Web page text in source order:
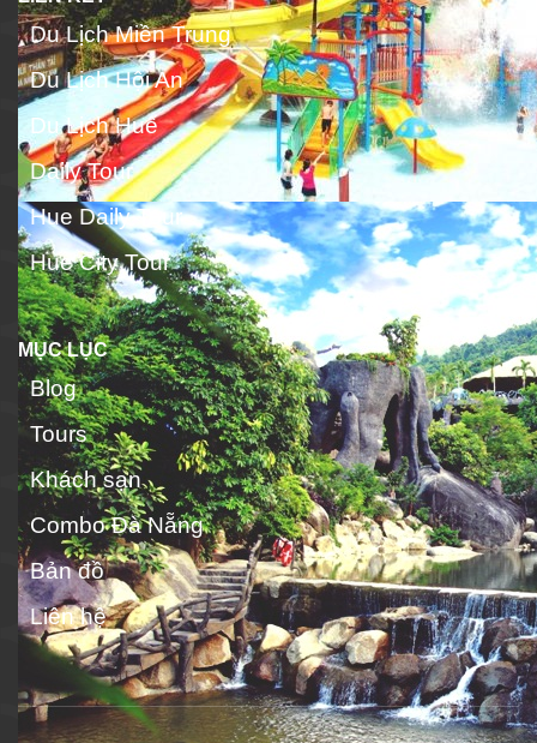
Du Lịch Miền Trung
Du Lịch Hội An
Du Lịch Huế
Daily Tour
Hue Daily Tour
Hue City Tour
MỤC LỤC
Blog
Tours
Khách sạn
Combo Đà Nẵng
Bản đồ
Liên hệ